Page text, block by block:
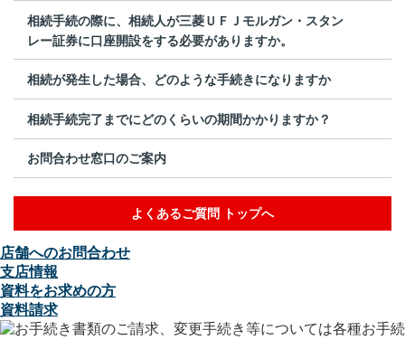
相続手続の際に、相続人が三菱ＵＦＪモルガン・スタン
レー証券に口座開設をする必要がありますか。
相続が発生した場合、どのような手続きになりますか
相続手続完了までにどのくらいの期間かかりますか？
お問合わせ窓口のご案内
よくあるご質問 トップへ
店舗へのお問合わせ
支店情報
資料をお求めの方
資料請求